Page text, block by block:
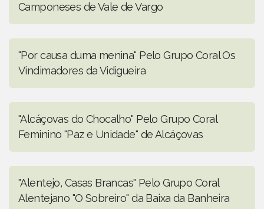
Camponeses de Vale de Vargo
"Por causa duma menina" Pelo Grupo Coral Os
Vindimadores da Vidigueira
"Alcáçovas do Chocalho" Pelo Grupo Coral
Feminino "Paz e Unidade" de Alcáçovas
"Alentejo, Casas Brancas" Pelo Grupo Coral
Alentejano "O Sobreiro" da Baixa da Banheira